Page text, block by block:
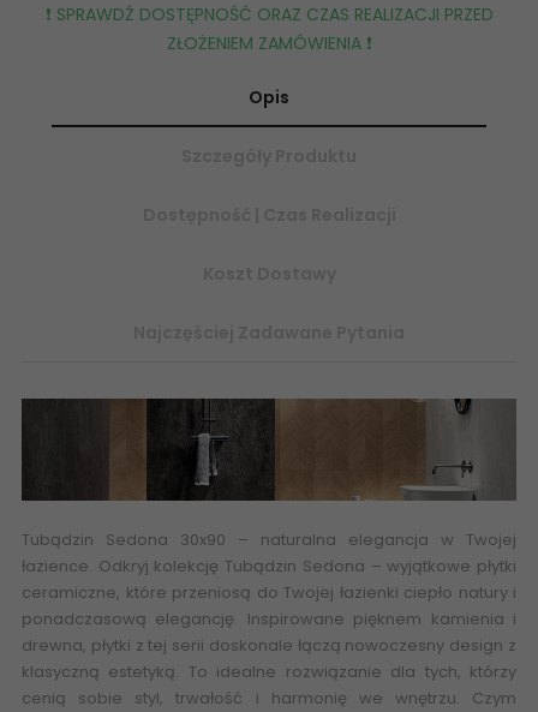
❗️ SPRAWDŹ DOSTĘPNOŚĆ ORAZ CZAS REALIZACJI PRZED
ZŁOŻENIEM ZAMÓWIENIA ❗️
Opis
Tubądzin Sedona 30x90 – naturalna elegancja w Twojej
łazience. Odkryj kolekcję Tubądzin Sedona – wyjątkowe płytki
ceramiczne, które przeniosą do Twojej łazienki ciepło natury i
ponadczasową elegancję. Inspirowane pięknem kamienia i
drewna, płytki z tej serii doskonale łączą nowoczesny design z
klasyczną estetyką. To idealne rozwiązanie dla tych, którzy
cenią sobie styl, trwałość i harmonię we wnętrzu. Czym